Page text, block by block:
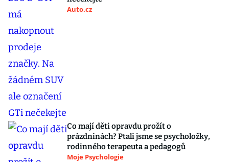
Auto.cz
Co mají děti opravdu prožít o
prázdninách? Ptali jsme se psycholožky,
rodinného terapeuta a pedagogů
Moje Psychologie